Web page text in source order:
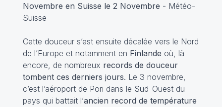
Novembre en Suisse le 2 Novembre - Météo-
Suisse
Cette douceur s’est ensuite décalée vers le Nord
de l’Europe et notamment en Finlande où, là
encore, de nombreux records de douceur
tombent ces derniers jours. Le 3 novembre,
c’est l’aéroport de Pori dans le Sud-Ouest du
pays qui battait l’ancien record de température